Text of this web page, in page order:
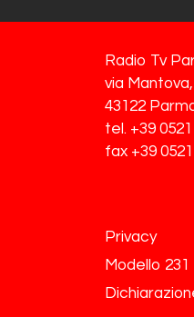
Radio Tv
via
43122
tel. +39
fax +39
Privacy
Modello 231